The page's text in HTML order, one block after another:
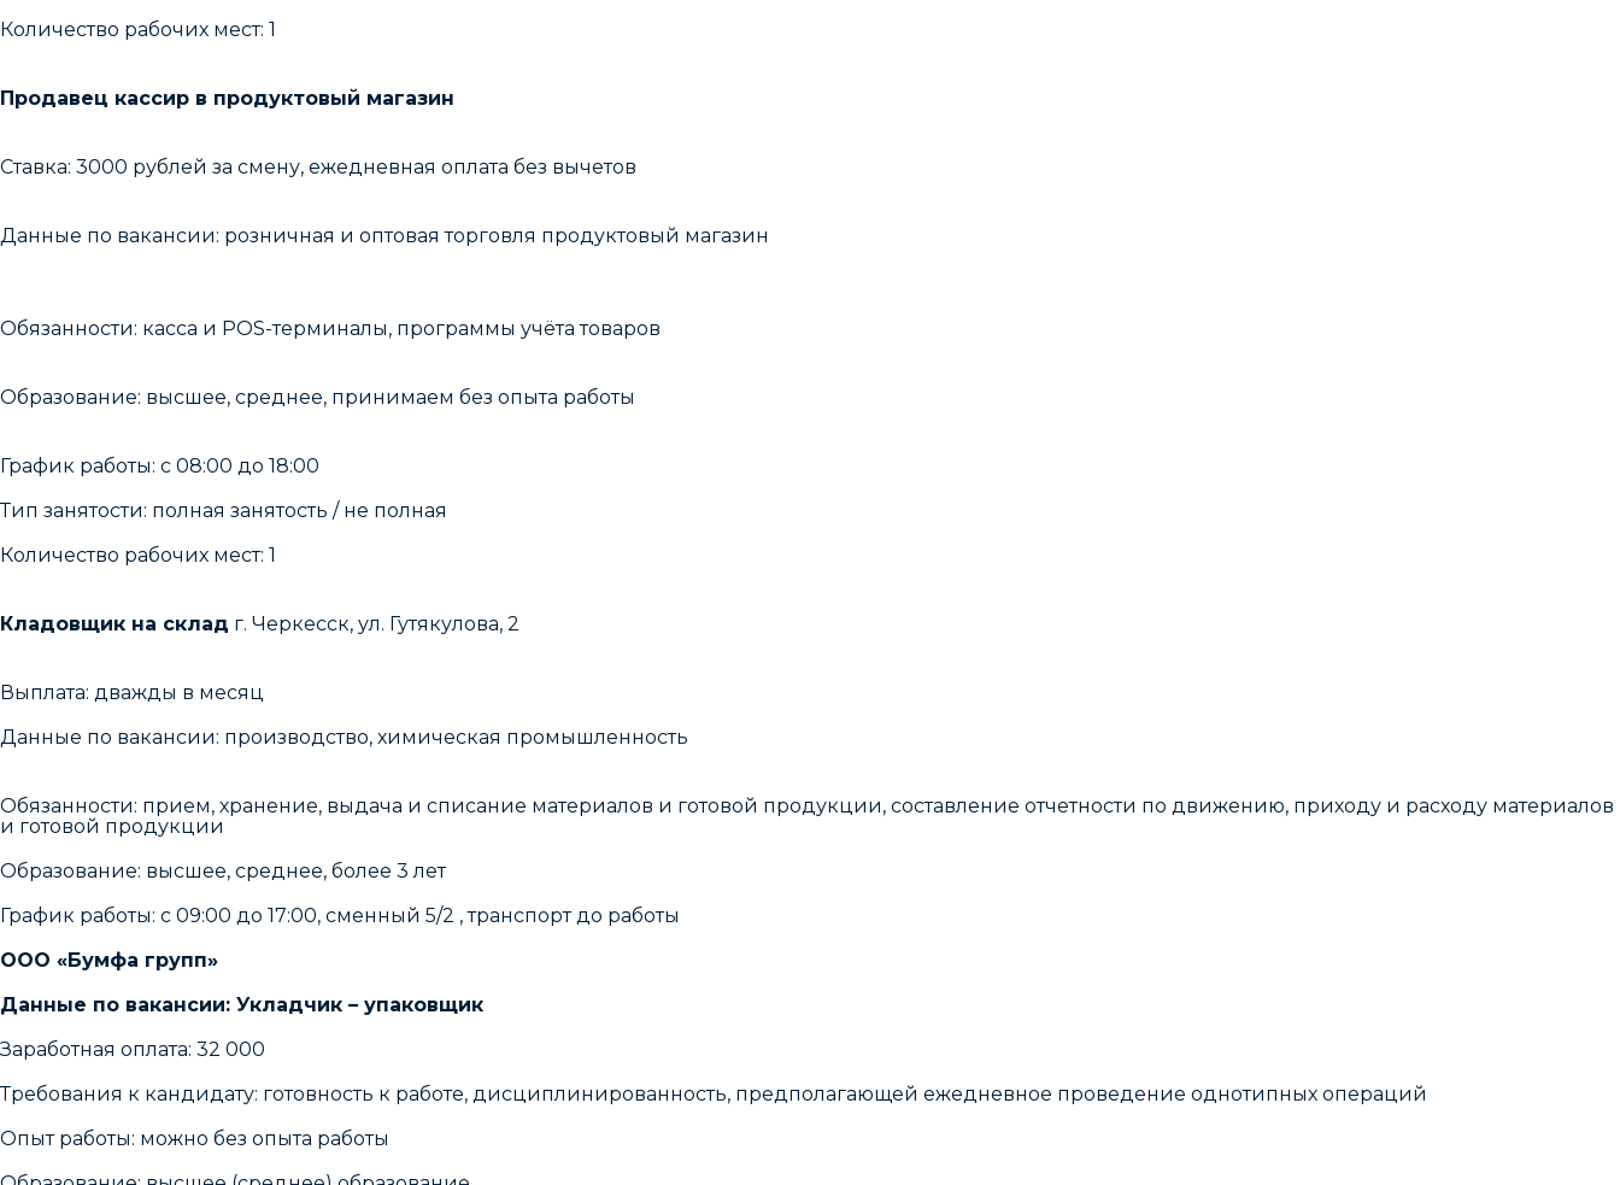
Количество рабочих мест: 1
Продавец кассир в продуктовый магазин
Cтaвкa: 3000 pублeй за смену, ежeднeвнaя оплaта без вычeтoв
Данные по вакансии: розничная и оптовая торговля продуктовый магазин
Обязанности: касса и POS-терминалы, программы учёта товаров
Образование: высшее, среднее, принимаем без опыта работы
График работы: с 08:00 до 18:00
Тип занятости: полная занятость / не полная
Количество рабочих мест: 1
Кладовщик на склад г. Черкесск, ул. Гутякулова, 2
Выплата: дважды в месяц
Данные по вакансии: производство, химическая промышленность
Обязанности: прием, хранение, выдача и списание материалов и готовой продукции, составление отчетности по движению, приходу и расходу материалов
и готовой продукции
Образование: высшее, среднее, более 3 лет
График работы: с 09:00 до 17:00, сменный 5/2 , транспорт до работы
ООО «Бумфа групп»
Данные по вакансии: Укладчик – упаковщик
Заработная оплата: 32 000
Требования к кандидату: готовность к работе, дисциплинированность, предполагающей ежедневное проведение однотипных операций
Опыт работы: можно без опыта работы